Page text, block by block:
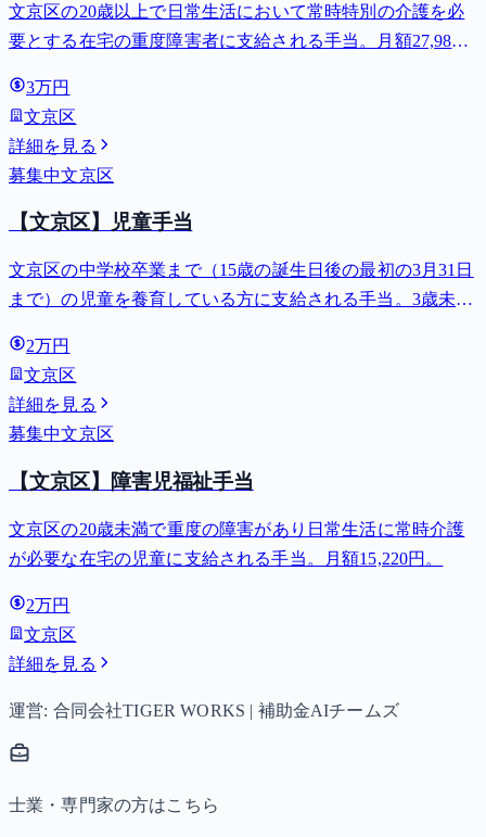
文京区の20歳以上で日常生活において常時特別の介護を必
要とする在宅の重度障害者に支給される手当。月額27,980
3万円
文京区
詳細を見る
募集中文京区
【文京区】児童手当
文京区の中学校卒業まで（15歳の誕生日後の最初の3月31日
まで）の児童を養育している方に支給される手当。3歳未満
子以降は15,000円）、中学生は月額10,000円。
2万円
文京区
詳細を見る
募集中文京区
【文京区】障害児福祉手当
文京区の20歳未満で重度の障害があり日常生活に常時介護
が必要な在宅の児童に支給される手当。月額15,220円。
2万円
文京区
詳細を見る
運営: 合同会社TIGER WORKS | 補助金AIチームズ
士業・専門家の方はこちら